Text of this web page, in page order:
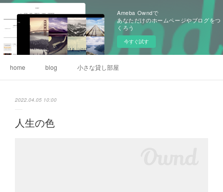
Ameba Owndで
あなただけのホームページやブログをつ
くろう
今すぐ試す
home blog 小さな貸し部屋
2022.04.05 10:00
人生の色